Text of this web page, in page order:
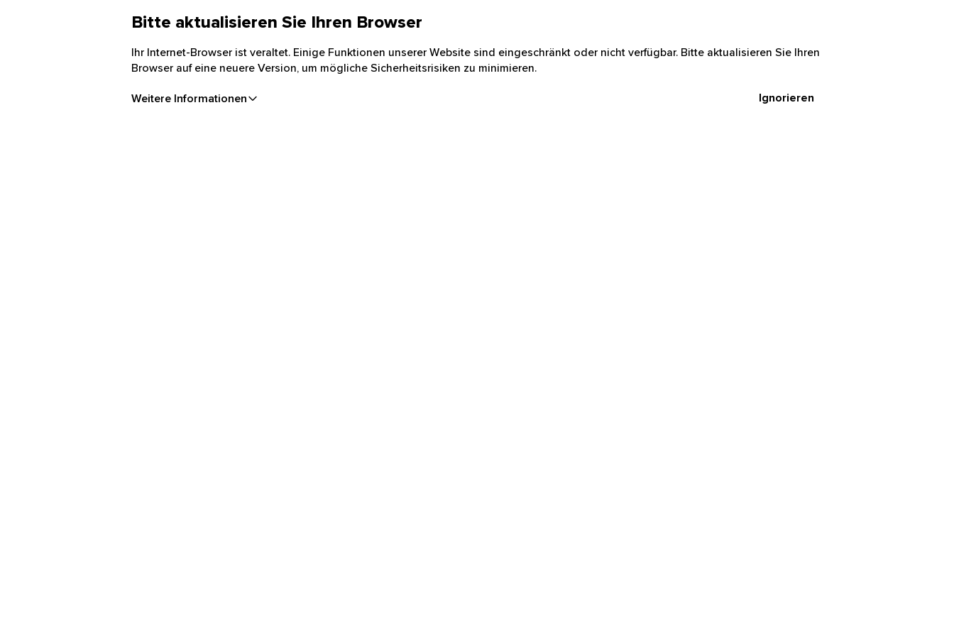
Bitte aktualisieren Sie Ihren Browser
Ihr Internet-Browser ist veraltet. Einige Funktionen unserer Website sind eingeschränkt oder nicht verfügbar. Bitte aktualisieren Sie Ihren
Browser auf eine neuere Version, um mögliche Sicherheitsrisiken zu minimieren.
Weitere Informationen Ignorieren